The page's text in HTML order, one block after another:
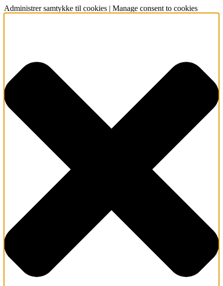
Administrer samtykke til cookies | Manage consent to cookies